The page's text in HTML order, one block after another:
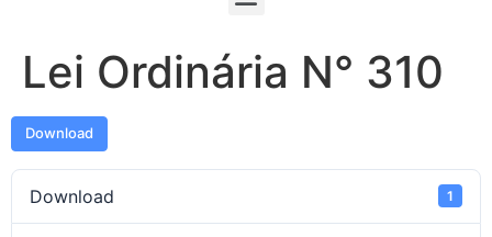
Lei Ordinária N° 310
Download
Download 1